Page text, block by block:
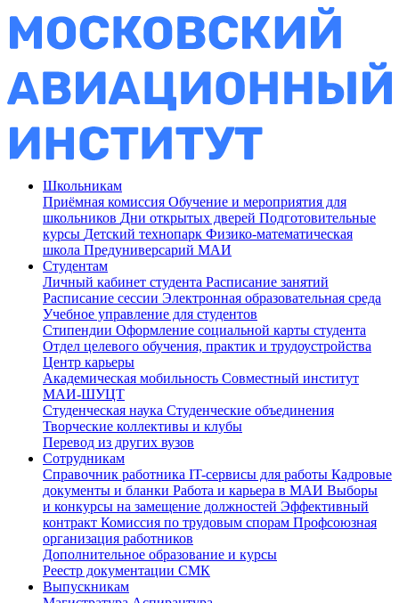
Школьникам
Приёмная комиссия Обучение и мероприятия для
школьников Дни открытых дверей Подготовительные
курсы Детский технопарк Физико-математическая
школа Предуниверсарий МАИ
Студентам
Личный кабинет студента Расписание занятий
Расписание сессии Электронная образовательная среда
Учебное управление для студентов
Стипендии Оформление социальной карты студента
Отдел целевого обучения, практик и трудоустройства
Центр карьеры
Академическая мобильность Совместный институт
МАИ-ШУЦТ
Студенческая наука Студенческие объединения
Творческие коллективы и клубы
Перевод из других вузов
Сотрудникам
Cправочник работника IT-сервисы для работы Кадровые
документы и бланки Работа и карьера в МАИ Выборы
и конкурсы на замещение должностей Эффективный
контракт Комиссия по трудовым спорам Профсоюзная
организация работников
Дополнительное образование и курсы
Реестр документации СМК
Выпускникам